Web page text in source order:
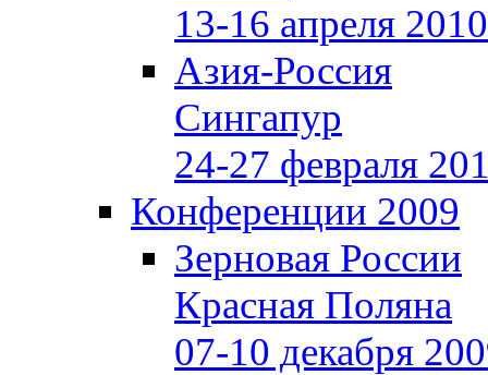
13-16 апреля 2010
Азия-Россия
Сингапур
24-27 февраля
Конференции 2009
Зерновая России
Красная Поляна
07-10 декабря